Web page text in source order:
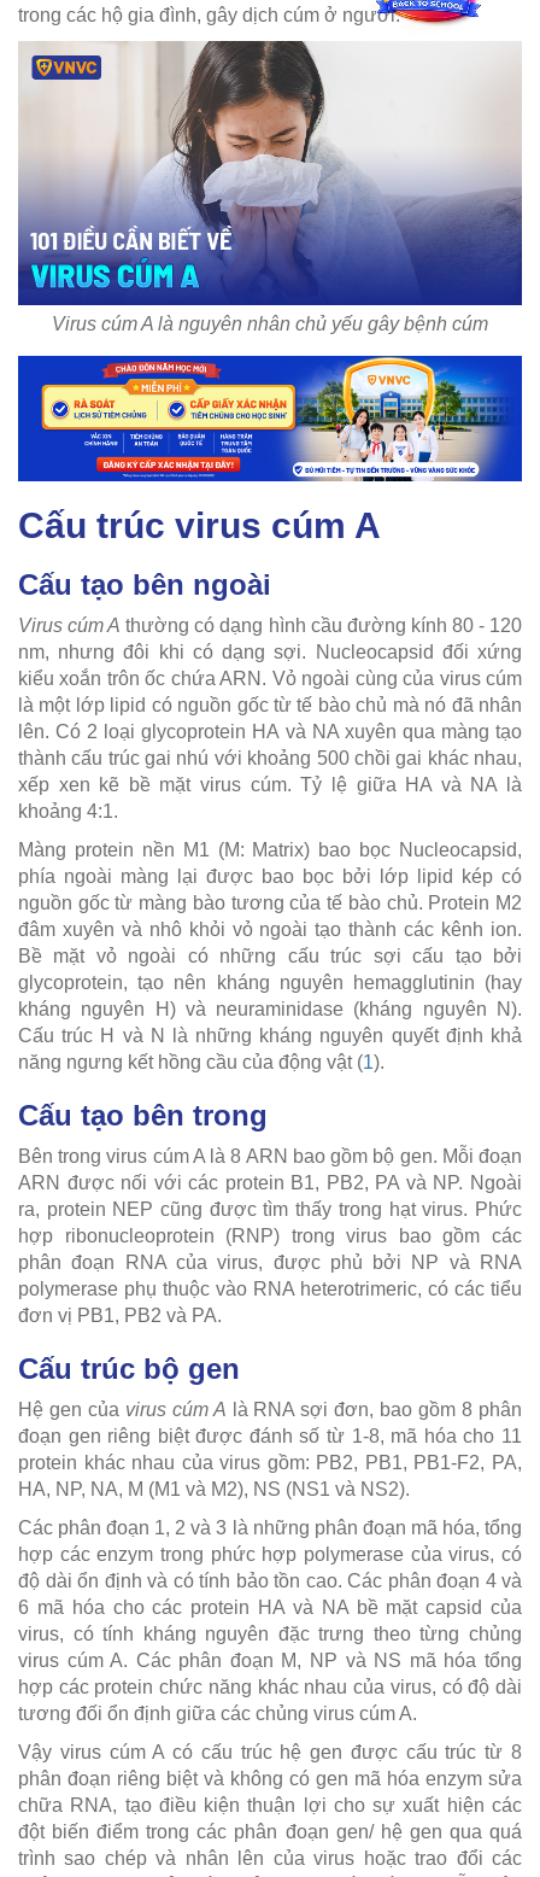
trong các hộ gia đình, gây dịch cúm ở người.
Virus cúm A là nguyên nhân chủ yếu gây bệnh cúm
Cấu trúc virus cúm A
Cấu tạo bên ngoài
Virus cúm A thường có dạng hình cầu đường kính 80 - 120
nm, nhưng đôi khi có dạng sợi. Nucleocapsid đối xứng
kiểu xoắn trôn ốc chứa ARN. Vỏ ngoài cùng của virus cúm
là một lớp lipid có nguồn gốc từ tế bào chủ mà nó đã nhân
lên. Có 2 loại glycoprotein HA và NA xuyên qua màng tạo
thành cấu trúc gai nhú với khoảng 500 chồi gai khác nhau,
xếp xen kẽ bề mặt virus cúm. Tỷ lệ giữa HA và NA là
khoảng 4:1.
Màng protein nền M1 (M: Matrix) bao bọc Nucleocapsid,
phía ngoài màng lại được bao bọc bởi lớp lipid kép có
nguồn gốc từ màng bào tương của tế bào chủ. Protein M2
đâm xuyên và nhô khỏi vỏ ngoài tạo thành các kênh ion.
Bề mặt vỏ ngoài có những cấu trúc sợi cấu tạo bởi
glycoprotein, tạo nên kháng nguyên hemagglutinin (hay
kháng nguyên H) và neuraminidase (kháng nguyên N).
Cấu trúc H và N là những kháng nguyên quyết định khả
năng ngưng kết hồng cầu của động vật (1).
Cấu tạo bên trong
Bên trong virus cúm A là 8 ARN bao gồm bộ gen. Mỗi đoạn
ARN được nối với các protein B1, PB2, PA và NP. Ngoài
ra, protein NEP cũng được tìm thấy trong hạt virus. Phức
hợp ribonucleoprotein (RNP) trong virus bao gồm các
phân đoạn RNA của virus, được phủ bởi NP và RNA
polymerase phụ thuộc vào RNA heterotrimeric, có các tiểu
đơn vị PB1, PB2 và PA.
Cấu trúc bộ gen
Hệ gen của virus cúm A là RNA sợi đơn, bao gồm 8 phân
đoạn gen riêng biệt được đánh số từ 1-8, mã hóa cho 11
protein khác nhau của virus gồm: PB2, PB1, PB1-F2, PA,
HA, NP, NA, M (M1 và M2), NS (NS1 và NS2).
Các phân đoạn 1, 2 và 3 là những phân đoạn mã hóa, tổng
hợp các enzym trong phức hợp polymerase của virus, có
độ dài ổn định và có tính bảo tồn cao. Các phân đoạn 4 và
6 mã hóa cho các protein HA và NA bề mặt capsid của
virus, có tính kháng nguyên đặc trưng theo từng chủng
virus cúm A. Các phân đoạn M, NP và NS mã hóa tổng
hợp các protein chức năng khác nhau của virus, có độ dài
tương đối ổn định giữa các chủng virus cúm A.
Vậy virus cúm A có cấu trúc hệ gen được cấu trúc từ 8
phân đoạn riêng biệt và không có gen mã hóa enzym sửa
chữa RNA, tạo điều kiện thuận lợi cho sự xuất hiện các
đột biến điểm trong các phân đoạn gen/ hệ gen qua quá
trình sao chép và nhân lên của virus hoặc trao đổi các